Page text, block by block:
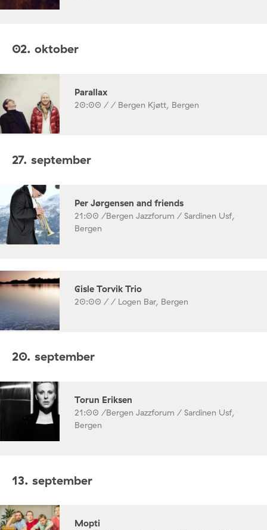
02. oktober
Parallax
20:00 / / Bergen Kjøtt, Bergen
27. september
Per Jørgensen and friends
21:00 /Bergen Jazzforum / Sardinen Usf,
Bergen
Gisle Torvik Trio
20:00 / / Logen Bar, Bergen
20. september
Torun Eriksen
21:00 /Bergen Jazzforum / Sardinen Usf,
Bergen
13. september
Mopti